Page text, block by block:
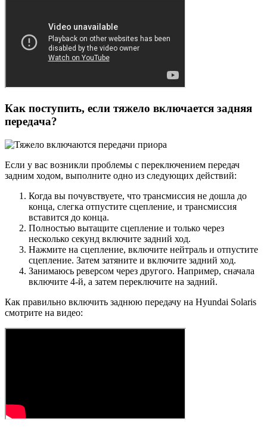
Как поступить, если тяжело включается задняя
передача?
Если у вас возникли проблемы с переключением передач
задним ходом, выполните одно из следующих действий:
Когда вы почувствуете, что трансмиссия не дошла до
конца, слегка отпустите сцепление, и трансмиссия
вставится до конца.
Полностью вытащите сцепление и только через
несколько секунд включите задний ход.
Нажмите на сцепление, включите нейтраль и отпустите
сцепление. Затем затяните и включите задний ход.
Занимаюсь реверсом через другого. Например, сначала
включите 4-й, а затем переключите на задний.
Как правильно включить заднюю передачу на Hyundai Solaris
смотрите на видео: